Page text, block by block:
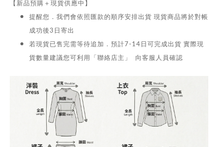
【新品預購＋現貨供應中】
提醒您．我們會依照匯款的順序安排出貨 現貨商品將於對帳
成功後3日寄出
若現貨已售完需等待追加．預計7-14日可完成出貨 實際現
貨數量建議您可利用「聯絡店主」 向客服人員確認